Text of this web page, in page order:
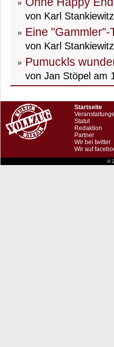
von Karl
Eine "Gammler"-
von Karl
Pumuckls
von Jan Stöpel am
Startseite
Statut
Redaktion
Partner
Wir bei twitter
Wir auf
©